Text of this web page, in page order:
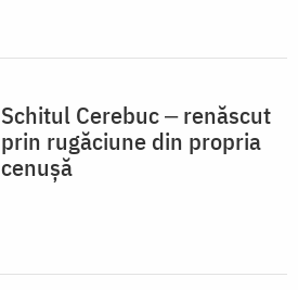
Schitul Cerebuc ‒ renăscut
prin rugăciune din propria
cenușă